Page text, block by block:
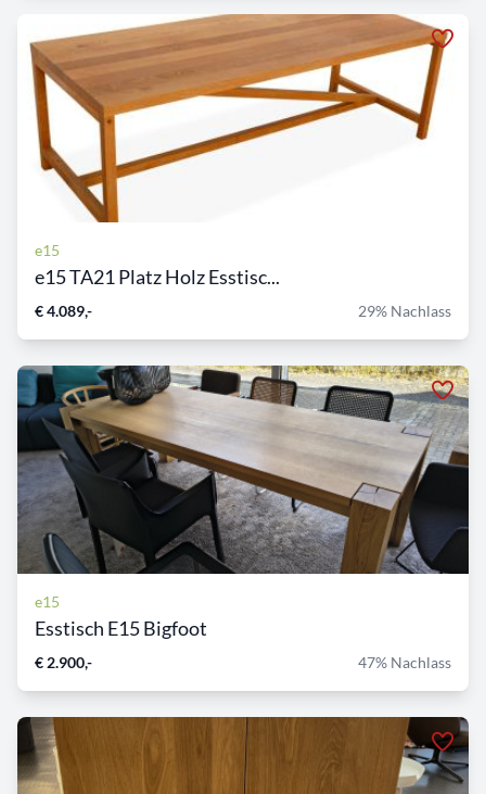
e15
e15 TA21 Platz Holz Esstisc...
€ 4.089,- 29% Nachlass
e15
Esstisch E15 Bigfoot
€ 2.900,- 47% Nachlass